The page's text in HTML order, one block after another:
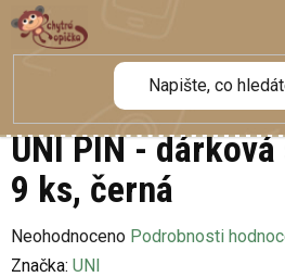
Přejít
na
obsah
UNI PIN -
9 ks, černá
Průměrné
hodnocení
Neohodnoceno Podrobnosti
Značka: UNI